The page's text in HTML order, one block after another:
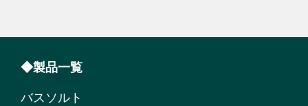
◆製品一覧
バスソルト